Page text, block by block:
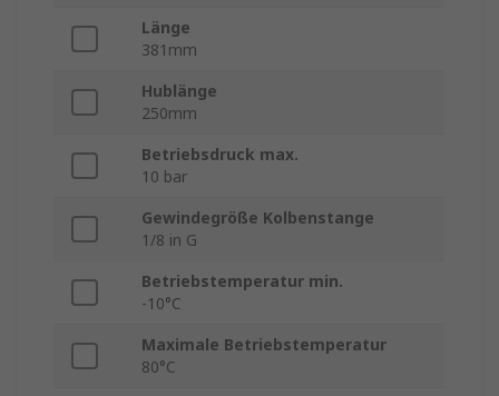
Länge
381mm
Hublänge
250mm
Betriebsdruck max.
10 bar
Gewindegröße Kolbenstange
1/8 in G
Betriebstemperatur min.
-10°C
Maximale Betriebstemperatur
80°C